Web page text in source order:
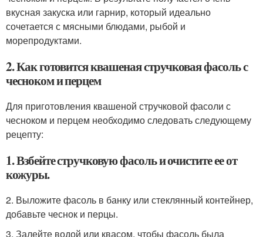
вкусная закуска или гарнир, который идеально
сочетается с мясными блюдами, рыбой и
морепродуктами.
2. Как готовится квашеная стручковая фасоль с
чесноком и перцем
Для приготовления квашеной стручковой фасоли с
чесноком и перцем необходимо следовать следующему
рецепту:
1. Взбейте стручковую фасоль и очистите ее от
кожуры.
2. Выложите фасоль в банку или стеклянный контейнер,
добавьте чеснок и перцы.
3. Залейте водой или квасом, чтобы фасоль была